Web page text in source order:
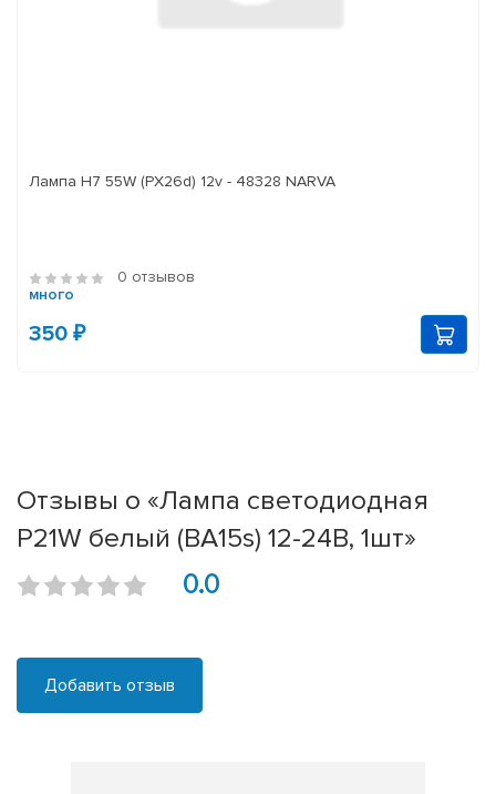
Лампа H7 55W (PX26d) 12v - 48328 NARVA
0 отзывов
много
350 ₽
Отзывы о «Лампа светодиодная
P21W белый (BA15s) 12-24В, 1шт»
0.0
Добавить отзыв